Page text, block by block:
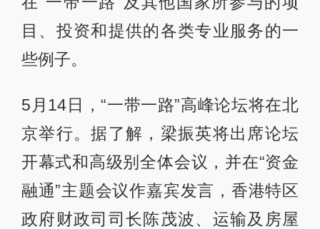
目、投资和提供的各类专业服务的一
些例子。
5月14日，“一带一路”高峰论坛将在北
京举行。据了解，梁振英将出席论坛
开幕式和高级别全体会议，并在“资金
融通”主题会议作嘉宾发言，香港特区
政府财政司司长陈茂波、运输及房屋